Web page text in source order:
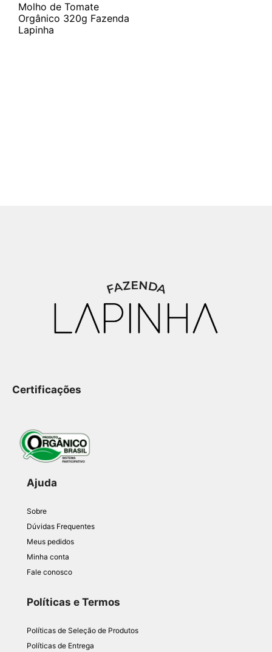
Molho de Tomate
Orgânico 320g Fazenda
Lapinha
Certificações
Ajuda
Sobre
Dúvidas Frequentes
Meus pedidos
Minha conta
Fale conosco
Políticas e Termos
Políticas de Seleção de Produtos
Políticas de Entrega